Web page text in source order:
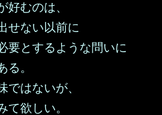
好むのは、
せない以前に
要とするような問いに
る。
ではないが、
て欲しい。